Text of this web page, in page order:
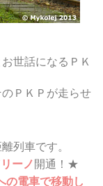
世話になるＰＫ
ＰＫＰが走らせ
列車です。
ーノ 開通！★
の電車で移動し